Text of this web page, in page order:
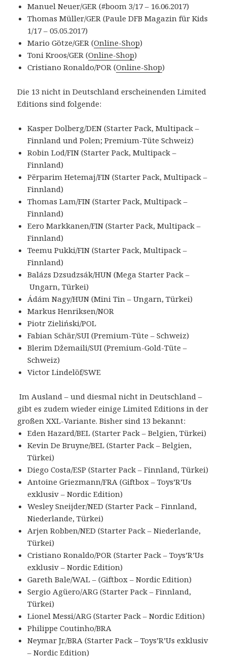
Manuel Neuer/GER (#boom 3/17 – 16.06.2017)
Thomas Müller/GER (Paule DFB Magazin für Kids
1/17 – 05.05.2017)
Mario Götze/GER (Online-Shop)
Toni Kroos/GER (Online-Shop)
Cristiano Ronaldo/POR (Online-Shop)
Die 13 nicht in Deutschland erscheinenden Limited
Editions sind folgende:
Kasper Dolberg/DEN (Starter Pack, Multipack –
Finnland und Polen; Premium-Tüte Schweiz)
Robin Lod/FIN (Starter Pack, Multipack –
Finnland)
Përparim Hetemaj/FIN (Starter Pack, Multipack –
Finnland)
Thomas Lam/FIN (Starter Pack, Multipack –
Finnland)
Eero Markkanen/FIN (Starter Pack, Multipack –
Finnland)
Teemu Pukki/FIN (Starter Pack, Multipack –
Finnland)
Balázs Dzsudzsák/HUN (Mega Starter Pack –
Ungarn, Türkei)
Ádám Nagy/HUN (Mini Tin – Ungarn, Türkei)
Markus Henriksen/NOR
Piotr Zieliński/POL
Fabian Schär/SUI (Premium-Tüte – Schweiz)
Blerim Džemaili/SUI (Premium-Gold-Tüte –
Schweiz)
Victor Lindelöf/SWE
Im Ausland – und diesmal nicht in Deutschland –
gibt es zudem wieder einige Limited Editions in der
großen XXL-Variante. Bisher sind 13 bekannt:
Eden Hazard/BEL (Starter Pack – Belgien, Türkei)
Kevin De Bruyne/BEL (Starter Pack – Belgien,
Türkei)
Diego Costa/ESP (Starter Pack – Finnland, Türkei)
Antoine Griezmann/FRA (Giftbox – Toys’R’Us
exklusiv – Nordic Edition)
Wesley Sneijder/NED (Starter Pack – Finnland,
Niederlande, Türkei)
Arjen Robben/NED (Starter Pack – Niederlande,
Türkei)
Cristiano Ronaldo/POR (Starter Pack – Toys’R’Us
exklusiv – Nordic Edition)
Gareth Bale/WAL – (Giftbox – Nordic Edition)
Sergio Agüero/ARG (Starter Pack – Finnland,
Türkei)
Lionel Messi/ARG (Starter Pack – Nordic Edition)
Philippe Coutinho/BRA
Neymar Jr./BRA (Starter Pack – Toys’R’Us exklusiv
– Nordic Edition)